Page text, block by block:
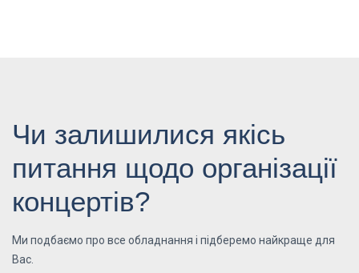
Чи залишилися якісь
питання щодо організації
концертів?
Ми подбаємо про все обладнання і підберемо найкраще для
Вас.